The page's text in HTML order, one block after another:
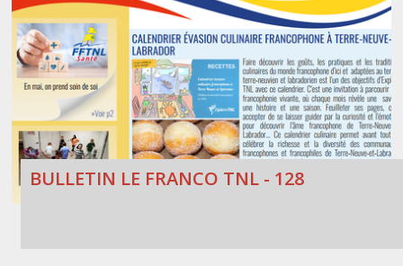
BULLETIN LE FRANCO TNL - 128